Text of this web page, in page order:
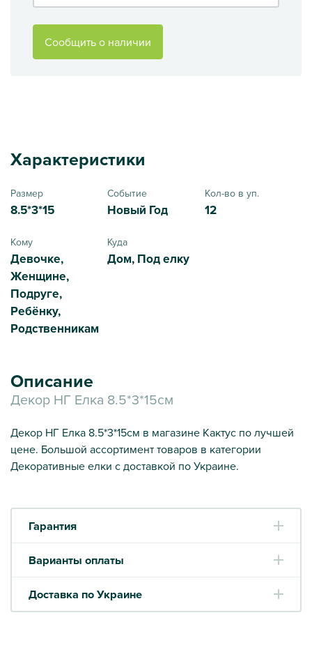
Сообщить о наличии
Характеристики
Размер
8.5*3*15
Событие
Новый Год
Кол-во в уп.
12
Кому
Девочке,
Женщине,
Подруге,
Ребёнку,
Родственникам
Куда
Дом, Под елку
Описание
Декор НГ Елка 8.5*3*15см
Декор НГ Елка 8.5*3*15см в магазине Кактус по лучшей
цене. Большой ассортимент товаров в категории
Декоративные елки с доставкой по Украине.
Гарантия
Варианты оплаты
Доставка по Украине